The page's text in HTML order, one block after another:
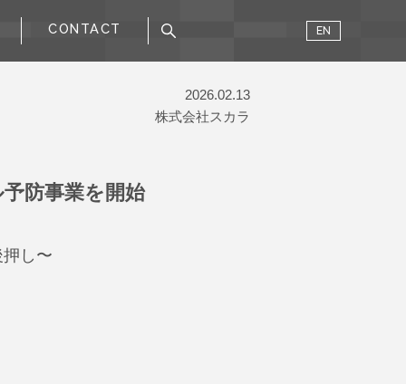
CONTACT EN
2026.02.13
株式会社スカラ
防事業を開始
し〜